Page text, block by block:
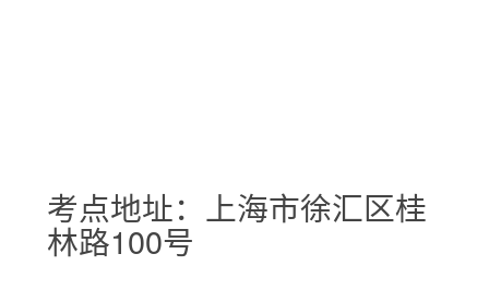
考点地址：上海市徐汇区桂
林路100号